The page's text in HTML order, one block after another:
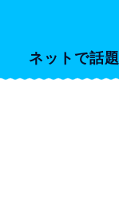
ネットで話題